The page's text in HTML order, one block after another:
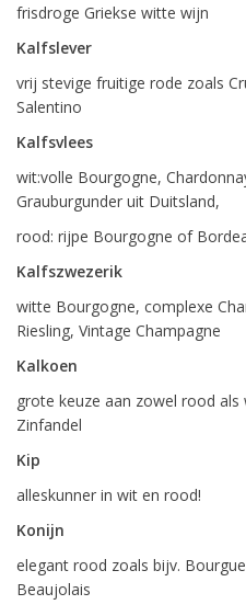
frisdroge Griekse witte wijn
Kalfslever
vrij stevige fruitige rode zoals
Salentino
Kalfsvlees
wit:volle Bourgogne,
Grauburgunder uit Duitsland,
rood: rijpe Bourgogne of
Kalfszwezerik
witte Bourgogne, complexe
Riesling, Vintage Champagne
Kalkoen
grote keuze aan zowel rood
Zinfandel
Kip
alleskunner in wit en rood!
Konijn
elegant rood zoals bijv.
Beaujolais